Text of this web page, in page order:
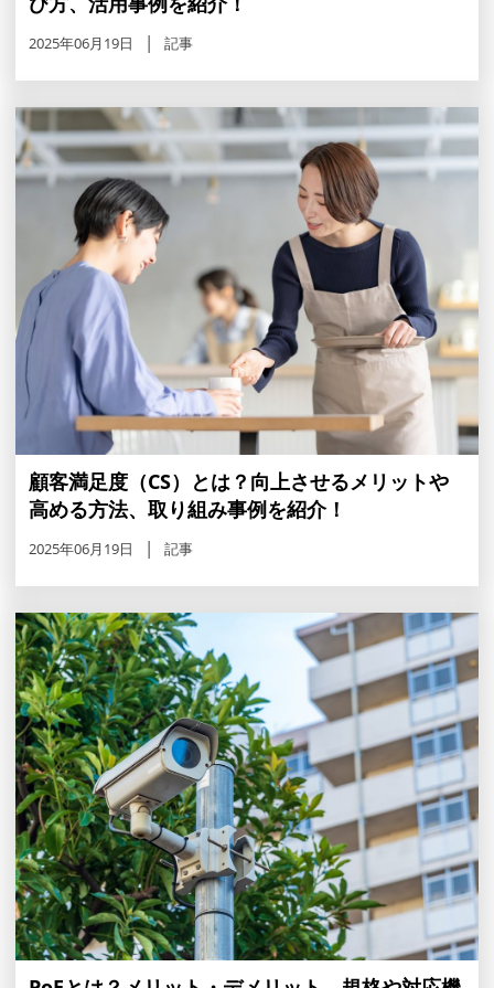
2025年06月19日 記事
顧客満足度（CS）とは？向上させるメリットや
高める方法、取り組み事例を紹介！
2025年06月19日 記事